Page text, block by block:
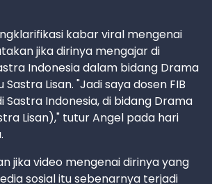
kabar viral mengenai
jika dirinya mengajar di
Indonesia dalam bidang Drama
Lisan. "Jadi saya dosen FIB
Sastra Indonesia, di bidang Drama
Lisan)," tutur Angel pada hari
jika video mengenai dirinya yang
sosial itu sebenarnya terjadi